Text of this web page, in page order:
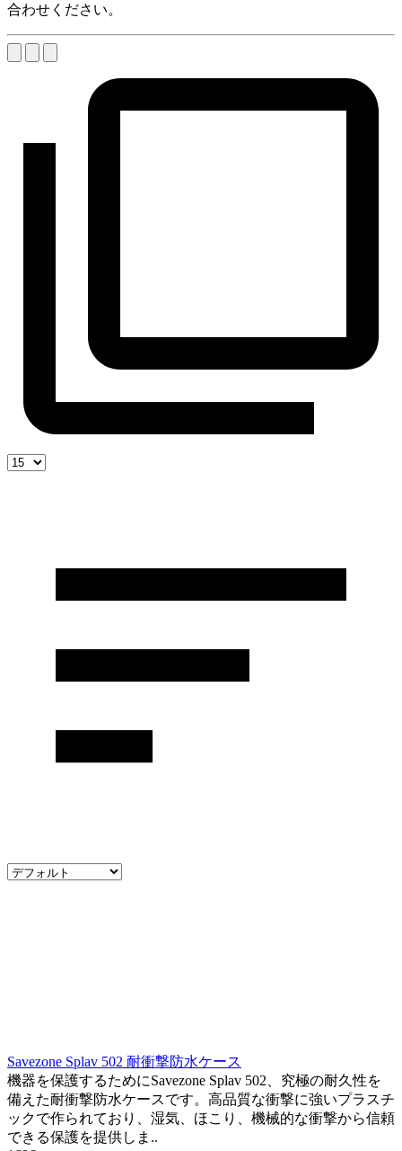
合わせください。
Savezone Splav 502 耐衝撃防水ケース
機器を保護するためにSavezone Splav 502、究極の耐久性を
備えた耐衝撃防水ケースです。高品質な衝撃に強いプラスチ
ックで作られており、湿気、ほこり、機械的な衝撃から信頼
できる保護を提供しま..